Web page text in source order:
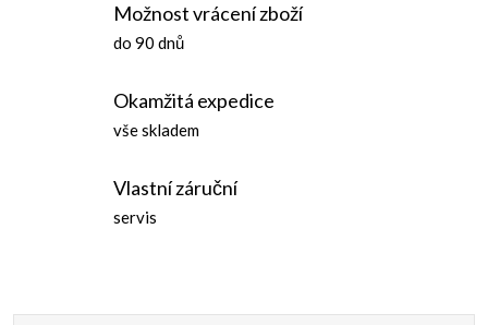
Možnost vrácení zboží
do 90 dnů
Okamžitá expedice
vše skladem
Vlastní záruční
servis